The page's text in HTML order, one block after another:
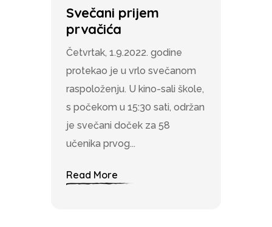
Svečani prijem
prvačića
Četvrtak, 1.9.2022. godine
protekao je u vrlo svečanom
raspoloženju. U kino-sali škole,
s počekom u 15:30 sati, održan
je svečani doček za 58
učenika prvog...
Read More